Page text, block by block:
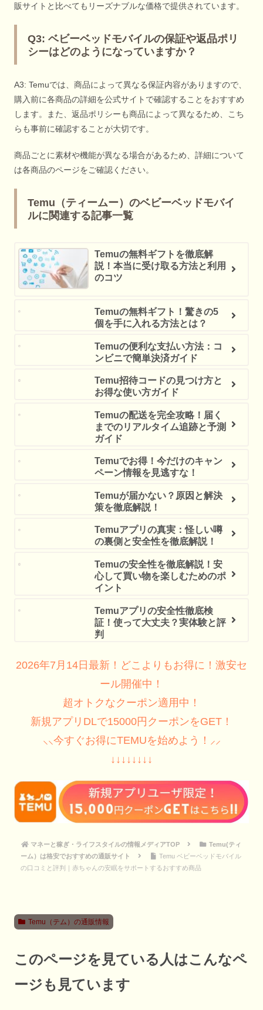
販サイトと比べてもリーズナブルな価格で提供されています。
Q3: ベビーベッドモバイルの保証や返品ポリ
シーはどのようになっていますか？
A3: Temuでは、商品によって異なる保証内容がありますので、
購入前に各商品の詳細を公式サイトで確認することをおすすめ
します。また、返品ポリシーも商品によって異なるため、こち
らも事前に確認することが大切です。
商品ごとに素材や機能が異なる場合があるため、詳細について
は各商品のページをご確認ください。
Temu（ティームー）のベビーベッドモバイ
ルに関連する記事一覧
Temuの無料ギフトを徹底解
説！本当に受け取る方法と利用
のコツ
Temuの無料ギフト！驚きの5
個を手に入れる方法とは？
Temuの便利な支払い方法：コ
ンビニで簡単決済ガイド
Temu招待コードの見つけ方と
お得な使い方ガイド
Temuの配送を完全攻略！届く
までのリアルタイム追跡と予測
ガイド
Temuでお得！今だけのキャン
ペーン情報を見逃すな！
Temuが届かない？原因と解決
策を徹底解説！
Temuアプリの真実：怪しい噂
の裏側と安全性を徹底解説！
Temuの安全性を徹底解説！安
心して買い物を楽しむためのポ
イント
Temuアプリの安全性徹底検
証！使って大丈夫？実体験と評
判
2026年7月14日最新！どこよりもお得に！激安セ
ール開催中！
超オトクなクーポン適用中！
新規アプリDLで15000円クーポンをGET！
⸜⸜今すぐお得にTEMUを始めよう！⸝⸝
↓↓↓↓↓↓↓↓
マネーと稼ぎ・ライフスタイルの情報メディアTOP
Temu(ティ
ーム）は格安でおすすめの通販サイト
Temu ベビーベッドモバイル
の口コミと評判｜赤ちゃんの安眠をサポートするおすすめ商品
Temu（テム）の通販情報
このページを見ている人はこんなペ
ージも見ています